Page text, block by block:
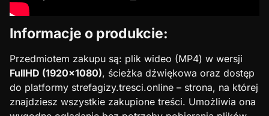
Informacje o produkcie:
Przedmiotem zakupu są: plik wideo (MP4) w wersji
FullHD (1920×1080), ścieżka dźwiękowa oraz dostęp
do platformy strefagizy.tresci.online – strona, na której
znajdziesz wszystkie zakupione treści. Umożliwia ona